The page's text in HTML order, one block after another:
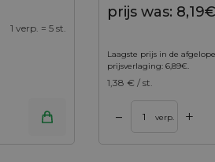
1 verp. = 5 st.
prijs was:
Laagste prijs in de
prijsverlaging: 6,89€.
1,38 € / st.
– verp. +
Toevoegen aan winkelwagen